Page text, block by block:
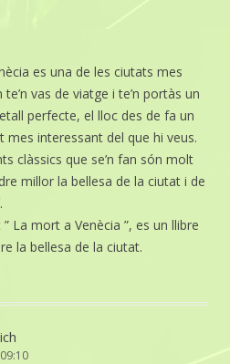
es una de les ciutats mes
vas de viatge i te’n portàs un
perfecte, el lloc des de fa un
interessant del que hi veus.
clàssics que se’n fan són molt
millor la bellesa de la ciutat i de
La mort a Venècia ”, es un llibre
la bellesa de la ciutat.